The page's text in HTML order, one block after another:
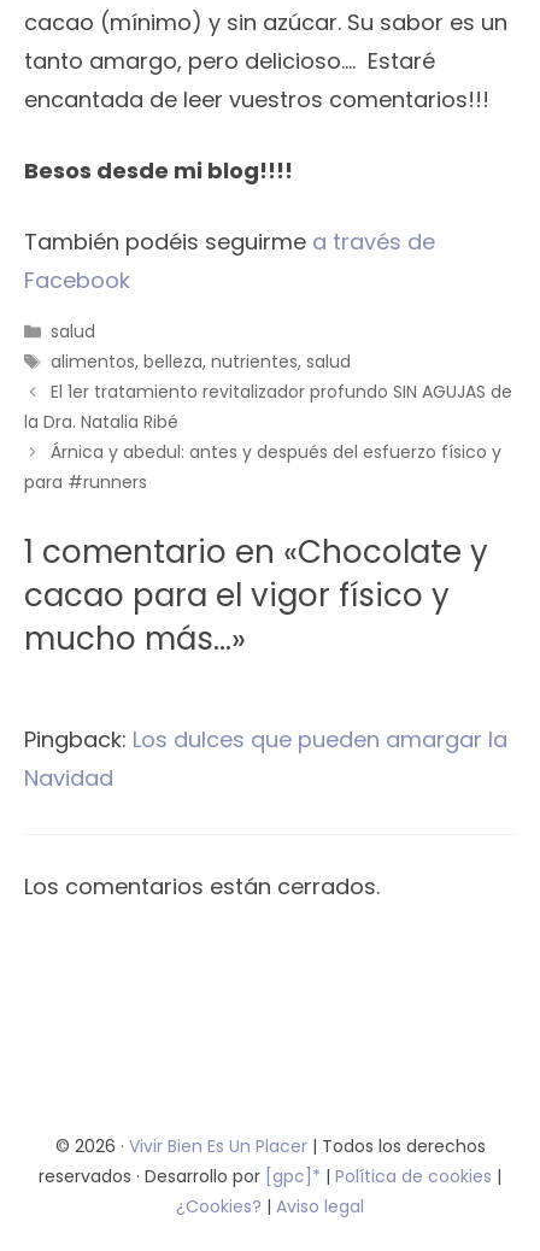
cacao (mínimo) y sin azúcar. Su sabor es un
tanto amargo, pero delicioso…. Estaré
encantada de leer vuestros comentarios!!!
Besos desde mi blog!!!!
También podéis seguirme a través de
Facebook
Categorías
salud
Etiquetas
alimentos,belleza,nutrientes,salud
El 1er tratamiento revitalizador profundo SIN AGUJAS de
la Dra. Natalia Ribé
Árnica y abedul: antes y después del esfuerzo físico y
para #runners
1 comentario en «Chocolate y
cacao para el vigor físico y
mucho más…»
Pingback: Los dulces que pueden amargar la
Navidad
Los comentarios están cerrados.
© 2026 · Vivir Bien Es Un Placer | Todos los derechos
reservados · Desarrollo por [gpc]* | Política de cookies |
¿Cookies? | Aviso legal